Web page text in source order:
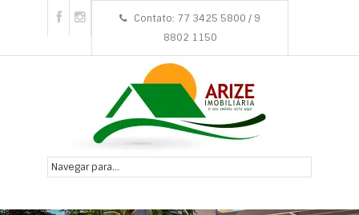
Contato: 77 3425 5800 / 9
8802 1150